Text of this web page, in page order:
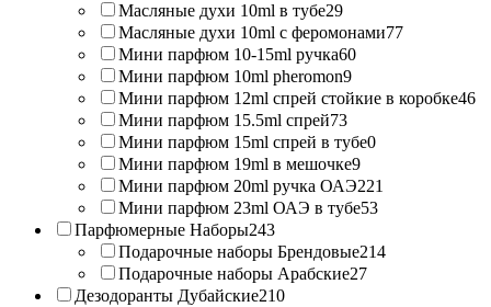
Масляные духи 10ml в тубе29
Масляные духи 10ml с феромонами77
Мини парфюм 10-15ml ручка60
Мини парфюм 10ml pheromon9
Мини парфюм 12ml спрей стойкие в коробке46
Мини парфюм 15.5ml спрей73
Мини парфюм 15ml спрей в тубе0
Мини парфюм 19ml в мешочке9
Мини парфюм 20ml ручка ОАЭ221
Мини парфюм 23ml ОАЭ в тубе53
Парфюмерные Наборы243
Подарочные наборы Брендовые214
Подарочные наборы Арабские27
Дезодоранты Дубайские210